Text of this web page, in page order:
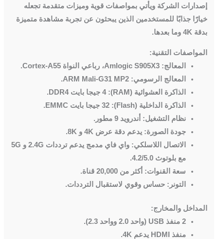
إصدارات الشركة ويأتي بمواصفات قوية وميزات متقدمة تجعله
خيارًا جذابًا للمستخدمين الذين يبحثون عن تجربة مشاهدة متميزة
بدقة 4K وما بعدها.
المواصفات التقنية:
المعالج: Amlogic S905X3، رباعي النواة Cortex-A55.
المعالج الرسومي: ARM Mali-G31 MP2.
الذاكرة العشوائية (RAM): 4 جيجا بايت DDR4.
الذاكرة الداخلية (Flash): 32 جيجا بايت EMMC.
نظام التشغيل: أندرويد 9 مطور.
جودة الصورة: يدعم دقة عرض 4K و 8K.
الاتصال اللاسلكي: واي فاي مدمج يدعم ترددات 2.4G و 5G
مع بلوتوث 4.2/5.0.
سعة القنوات: أكثر من 20,000 قناة.
التونر: حساس وقوي لاستقبال الترددات.
المداخل والمخارج:
2 منفذ USB (واحد 2.0 وواحد 2.3).
منفذ HDMI يدعم 4K.